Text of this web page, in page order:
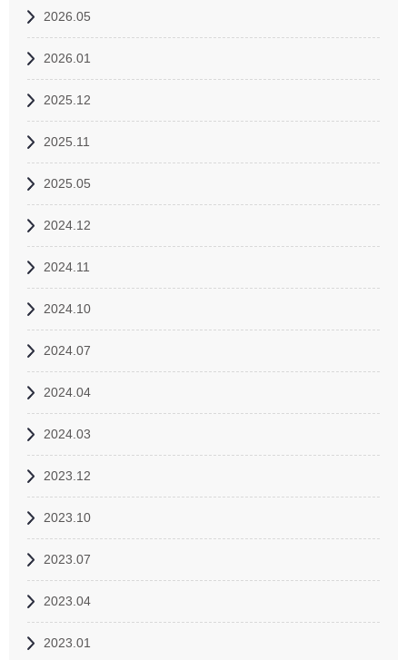
2026.05
2026.01
2025.12
2025.11
2025.05
2024.12
2024.11
2024.10
2024.07
2024.04
2024.03
2023.12
2023.10
2023.07
2023.04
2023.01